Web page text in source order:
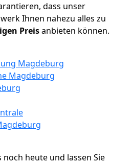
dass unser
Ihnen nahezu alles zu
Preisanbieten können.
Magdeburg
Magdeburg
heute und lassen Sie